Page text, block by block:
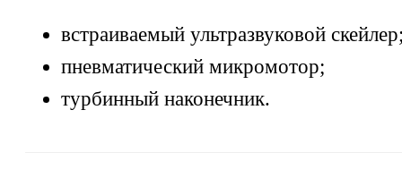
встраиваемый ультразвуковой
пневматический микромотор;
турбинный наконечник.